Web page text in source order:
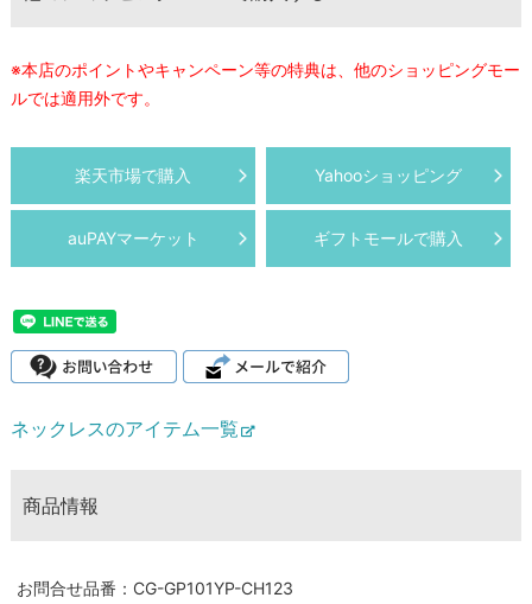
※本店のポイントやキャンペーン等の特典は、他のショッピングモー
ルでは適用外です。
楽天市場で購入 Yahooショッピング
auPAYマーケット ギフトモールで購入
ネックレスのアイテム一覧
商品情報
お問合せ品番：CG-GP101YP-CH123